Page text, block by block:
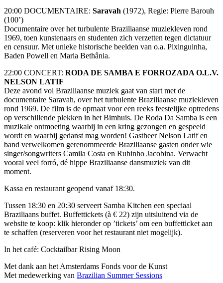
20:00 DOCUMENTAIRE: Saravah (1972), Regie: Pierre Barouh
(100’)
Documentaire over het turbulente Braziliaanse muziekleven rond
1969, toen kunstenaars en studenten zich verzetten tegen dictatuur
en censuur. Met unieke historische beelden van o.a. Pixinguinha,
Baden Powell en Maria Bethânia.
22:00 CONCERT: RODA DE SAMBA E FORROZADA O.L.V.
NELSON LATIF
Deze avond vol Braziliaanse muziek gaat van start met de
documentaire Saravah, over het turbulente Braziliaanse muziekleven
rond 1969. De film is de opmaat voor een reeks feestelijke optredens
op verschillende plekken in het Bimhuis. De Roda Da Samba is een
muzikale ontmoeting waarbij in een kring gezongen en gespeeld
wordt en waarbij gedanst mag worden! Gastheer Nelson Latif en
band verwelkomen gerenommeerde Braziliaanse gasten onder wie
singer/songwriters Camila Costa en Rubinho Jacobina. Verwacht
vooral veel forró, dé hippe Braziliaanse dansmuziek van dit
moment.
Kassa en restaurant geopend vanaf 18:30.
Tussen 18:30 en 20:30 serveert Samba Kitchen een speciaal
Braziliaans buffet. Buffettickets (à € 22) zijn uitsluitend via de
website te koop: klik hieronder op ’tickets’ om een buffetticket aan
te schaffen (reserveren voor het restaurant niet mogelijk).
In het café: Cocktailbar Rising Moon
Met dank aan het Amsterdams Fonds voor de Kunst
Met medewerking van Brazilian Summer Sessions